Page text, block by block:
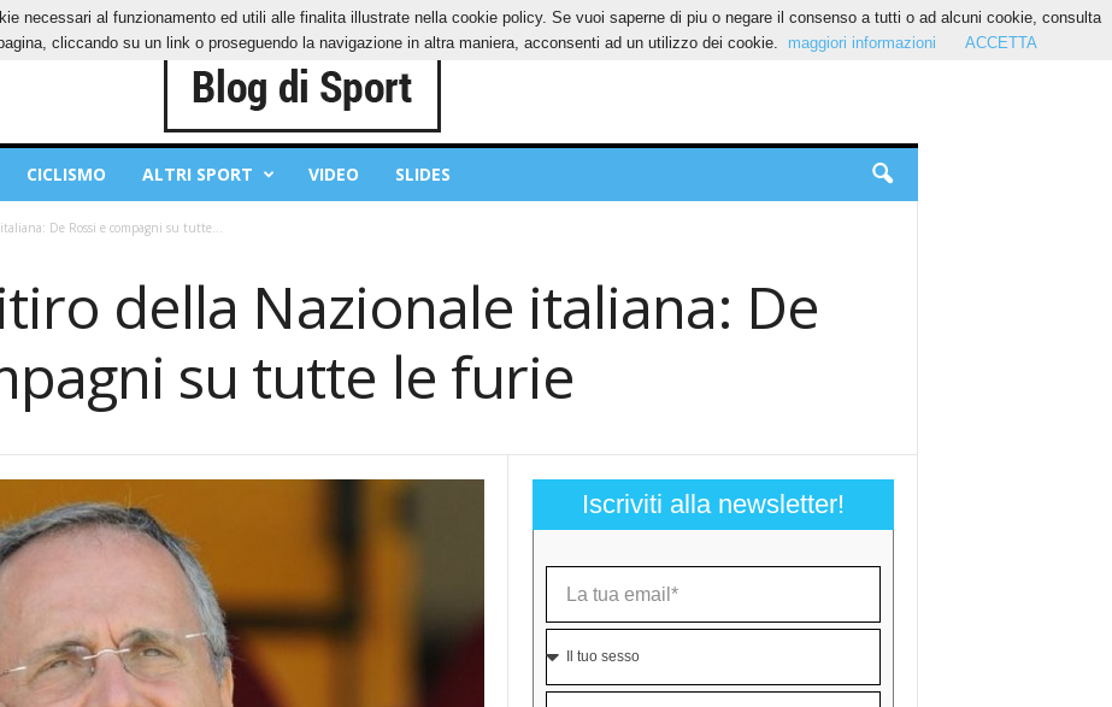
PRIVACY POLICY
CICLISMO ALTRI SPORT VIDEO SLIDES
De Rossi e compagni su tutte...
della Nazionale italiana: De
su tutte le furie
Iscriviti alla newsletter!
necessari al funzionamento ed utili alle finalita illustrate nella cookie policy. Se vuoi saperne di piu o negare il consenso a tutti o ad alcuni cookie, consulta
cliccando su un link o proseguendo la navigazione in altra maniera, acconsenti ad un utilizzo dei cookie.
maggiori informazioni ACCETTA